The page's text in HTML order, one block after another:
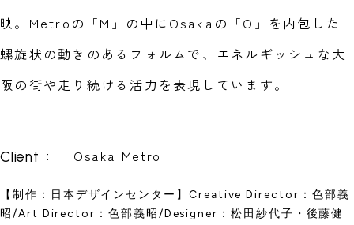
Client: Osaka Metro
映。Metroの「M」の中にOsakaの「O」を内包した
螺旋状の動きのあるフォルムで、エネルギッシュな大
阪の街や走り続ける活力を表現しています。
【制作：日本デザインセンター】Creative Director：色部義
昭/Art Director：色部義昭/Designer：松田紗代子・後藤健